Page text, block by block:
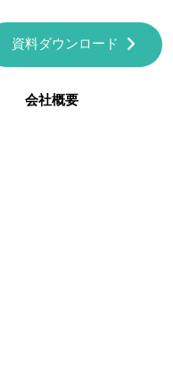
資料ダウンロード
会社概要